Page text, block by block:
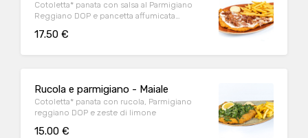
Cotoletta* panata con salsa al Parmigiano
Reggiano DOP e pancetta affumicata
17.50 €
Rucola e parmigiano - Maiale
Cotoletta* panata con rucola, Parmigiano
reggiano DOP e zeste di limone
15.00 €